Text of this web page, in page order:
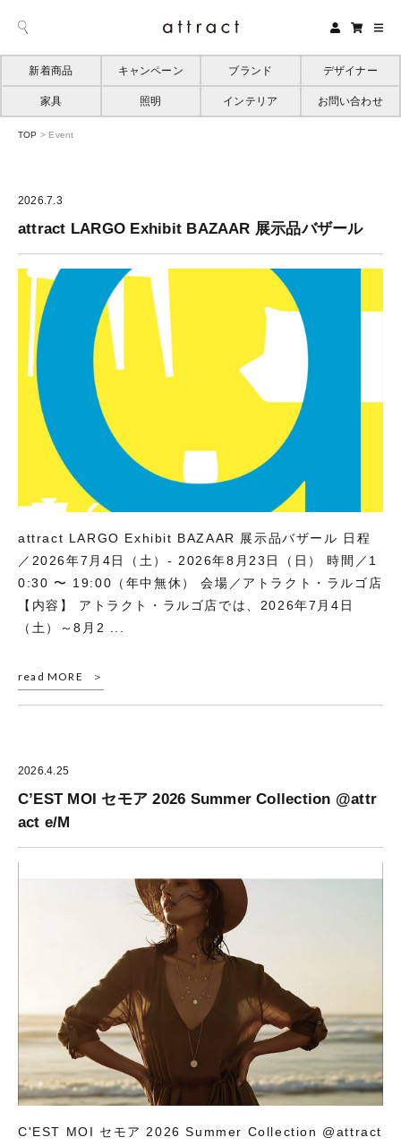
新着商品 キャンペーン ブランド デザイナー
家具 照明 インテリア お問い合わせ
TOP > Event
2026.7.3
attract LARGO Exhibit BAZAAR 展示品バザール
attract LARGO Exhibit BAZAAR 展示品バザール 日程
／2026年7月4日（土）- 2026年8月23日（日） 時間／1
0:30 〜 19:00（年中無休） 会場／アトラクト・ラルゴ店
【内容】 アトラクト・ラルゴ店では、2026年7月4日
（土）～8月2 ...
read MORE
2026.4.25
C’EST MOI セモア 2026 Summer Collection @attr
act e/M
C'EST MOI セモア 2026 Summer Collection @attract